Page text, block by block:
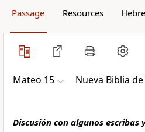
Passage Resources
Mateo 15 Nueva Biblia
Discusión con algunos escribas